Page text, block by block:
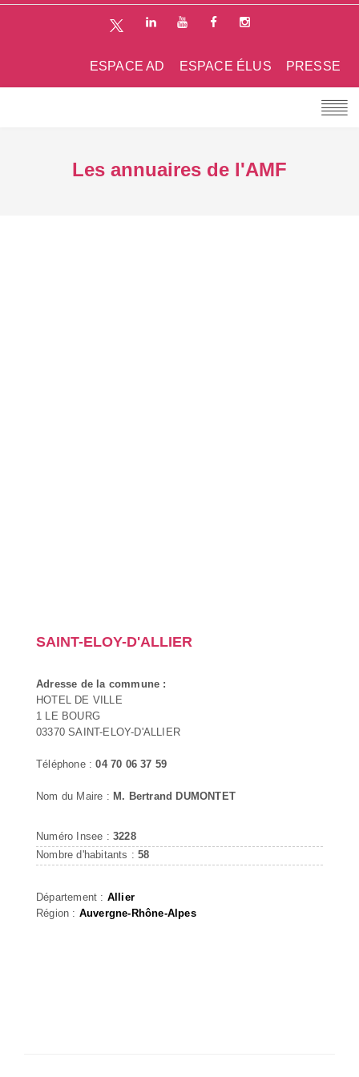
PRESSE
ESPACE ÉLUS
ESPACE AD
Les annuaires de l'AMF
SAINT-ELOY-D'ALLIER
Adresse de la commune :
HOTEL DE VILLE
1 LE BOURG
03370 SAINT-ELOY-D'ALLIER
Téléphone :04 70 06 37 59
Nom du Maire : M. Bertrand DUMONTET
Numéro Insee : 3228
Nombre d'habitants :58
Département : Allier
Région : Auvergne-Rhône-Alpes